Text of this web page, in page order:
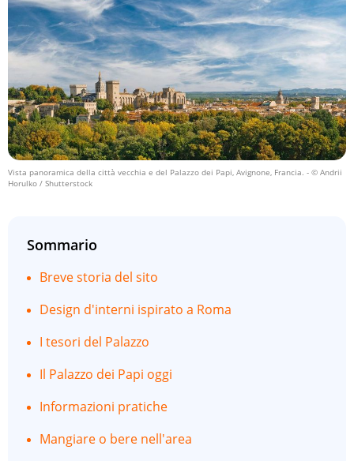
Vista panoramica della città vecchia e del Palazzo dei Papi, Avignone, Francia. - © Andrii
Horulko / Shutterstock
Sommario
Breve storia del sito
Design d'interni ispirato a Roma
I tesori del Palazzo
Il Palazzo dei Papi oggi
Informazioni pratiche
Mangiare o bere nell'area